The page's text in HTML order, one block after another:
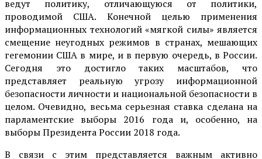
ведут политику, отличающуюся от политики,
проводимой США. Конечной целью применения
информационных технологий «мягкой силы» является
смещение неугодных режимов в странах, мешающих
гегемонии США в мире, и в первую очередь, в России.
Сегодня это достигло таких масштабов, что
представляет реальную угрозу информационной
безопасности личности и национальной безопасности в
целом. Очевидно, весьма серьезная ставка сделана на
парламентские выборы 2016 года и, особенно, на
выборы Президента России 2018 года.
В связи с этим представляется важным активно